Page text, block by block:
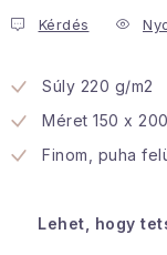
A személyes
Kereskedelem
Érintkezés
Kérdés
Súly 220 g/m2
Méret 150 x
Finom, puha
Lehet, hogy